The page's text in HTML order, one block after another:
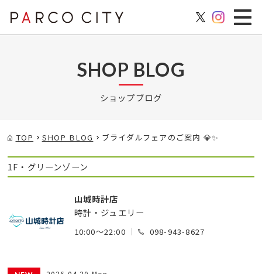
SHOP BLOG
ショップブログ
TOP SHOP BLOG ブライダルフェアのご案内 💎✨
1F・グリーンゾーン
山城時計店
時計・ジュエリー
10:00～22:00 098-943-8627